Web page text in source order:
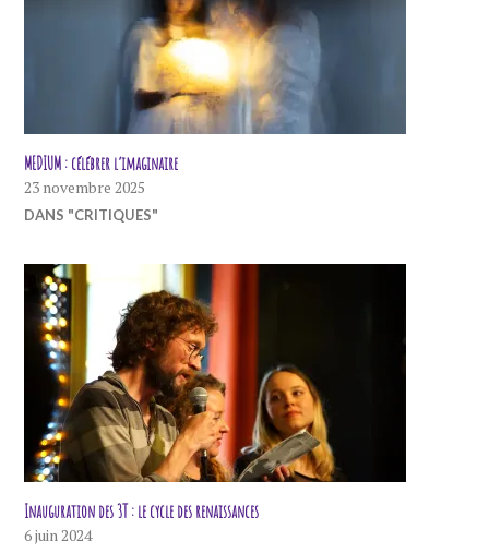
MEDIUM : célébrer l’imaginaire
23 novembre 2025
DANS "CRITIQUES"
Inauguration des 3T : le cycle des renaissances
6 juin 2024